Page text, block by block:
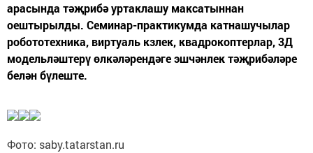
арасында тәҗрибә уртаклашу максатыннан
оештырылды. Семинар-практикумда катнашучылар
робототехника, виртуаль кзлек, квадрокоптерлар, 3Д
модельләштерү өлкәләрендәге эшчәнлек тәҗрибәләре
белән бүлеште.
Фото: saby.tatarstan.ru